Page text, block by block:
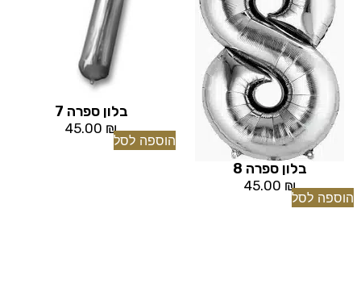
בלון ספרה 8
45.00 ₪
הוספה לסל
בלון ספרה 7
45.00 ₪
הוספה לסל